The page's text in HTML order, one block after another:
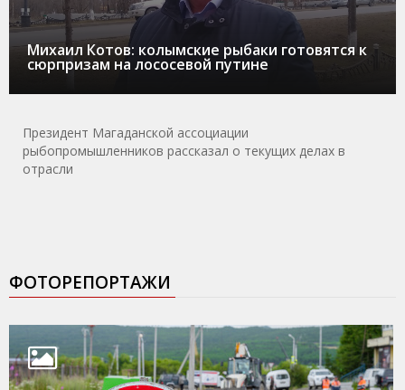
Михаил Котов: колымские рыбаки готовятся к
сюрпризам на лососевой путине
Президент Магаданской ассоциации
рыбопромышленников рассказал о текущих делах в
отрасли
ФОТОРЕПОРТАЖИ